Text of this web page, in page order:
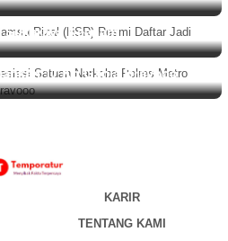
Samsu Rizal (HSR) Resmi
Keenam
2026
Apresiasi Satuan Narkoba
17 Kg Ganja Bravooo
KARIR
TENTANG KAMI